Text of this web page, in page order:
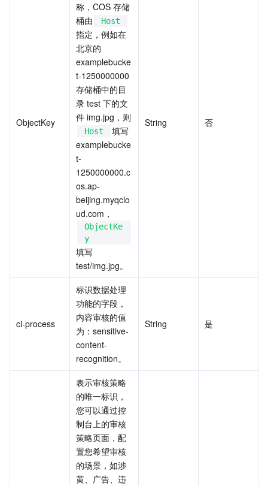
云资源自动化 for Terraform
集团账号管理
身份识别平台
云顾问 - 混沌演练
地域管理系统
腾讯云代码助手
腾讯云代码分析
云开发 CloudBase
腾讯云可观测平台
应用性能监控
Prometheus 监控服务
Grafana 可视化服务
腾讯云健康看板
云顾问-Tencent RTC 云助手
云压测
腾讯云命令行工具
软件产品公告专区
腾讯专有云企业版 TCE
腾讯专有云PaaS平台 TCS
渠道合作伙伴
费用中心
腾讯云培训认证
大数据处理套件 TBDS
TencentOS Server
ObjectKey
称，COS 存储
桶由
Host
指定，例如在
北京的
examplebucke
t-1250000000
存储桶中的目
录 test 下的文
件 img.jpg，则
Host
填写
examplebucke
t-
1250000000.c
os.ap-
beijing.myqclo
ud.com，
ObjectKe
y
填写
test/img.jpg。
String 否
ci-process
标识数据处理
功能的字段，
内容审核的值
为：sensitive-
content-
recognition。
String 是
表示审核策略
的唯一标识，
您可以通过控
制台上的审核
策略页面，配
置您希望审核
的场景，如涉
黄、广告、违